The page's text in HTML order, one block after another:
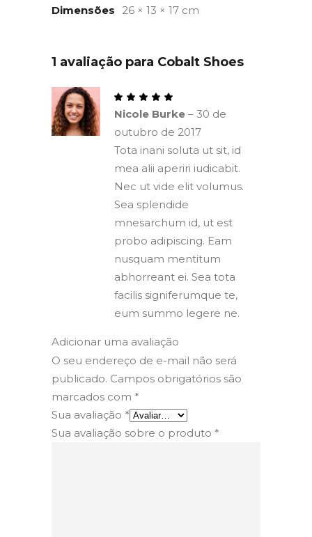
Dimensões
26 × 13 × 17 cm
1 avaliação para Cobalt Shoes
Nicole Burke – 30 de
outubro de 2017
Tota inani soluta ut sit, id
mea alii aperiri iudicabit.
Nec ut vide elit volumus.
Sea splendide
mnesarchum id, ut est
probo adipiscing. Eam
nusquam mentitum
abhorreant ei. Sea tota
facilis signiferumque te,
eum summo legere ne.
Adicionar uma avaliação
O seu endereço de e-mail não será
publicado. Campos obrigatórios são
marcados com *
Sua avaliação *
Sua avaliação sobre o produto *